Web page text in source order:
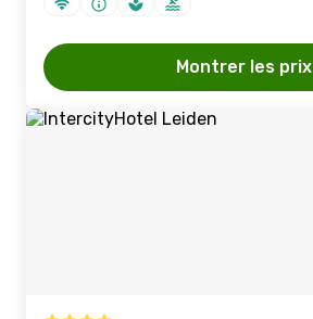
Montrer les prix